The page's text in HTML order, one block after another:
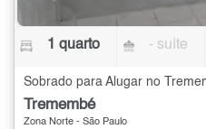
1 quarto - suíte
Sobrado para Alugar no
Tremembé
Zona Norte - São Paulo